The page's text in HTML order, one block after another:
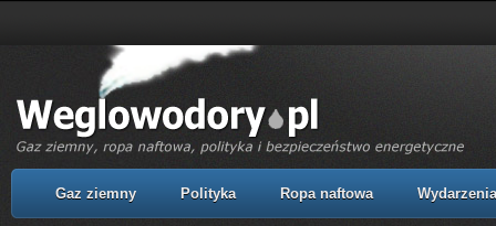
Gaz ziemny Polityka Ropa naftowa Wydarzenia